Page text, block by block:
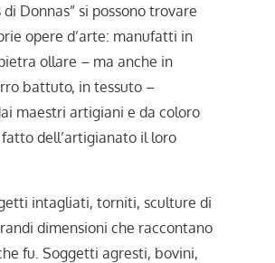
Donnas” si possono trovare
opere d’arte: manufatti in
ollare – ma anche in
battuto, in tessuto –
maestri artigiani e da coloro
dell’artigianato il loro
intagliati, torniti, sculture di
dimensioni che raccontano
fu. Soggetti agresti, bovini,